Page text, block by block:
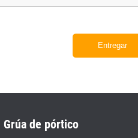
Entregar
Grúa de pórtico